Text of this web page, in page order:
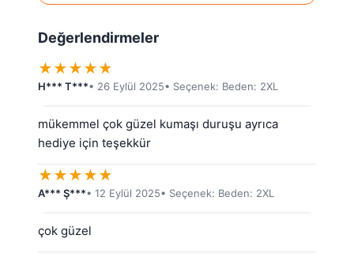
Değerlendirmeler
★★★★★
H*** T***• 26 Eylül 2025• Seçenek: Beden: 2XL
mükemmel çok güzel kumaşı duruşu ayrıca
hediye için teşekkür
★★★★★
A*** Ş***• 12 Eylül 2025• Seçenek: Beden: 2XL
çok güzel